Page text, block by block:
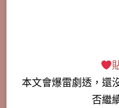
本文會爆雷劇透 ，還
否繼